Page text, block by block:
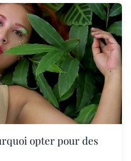
opter pour des